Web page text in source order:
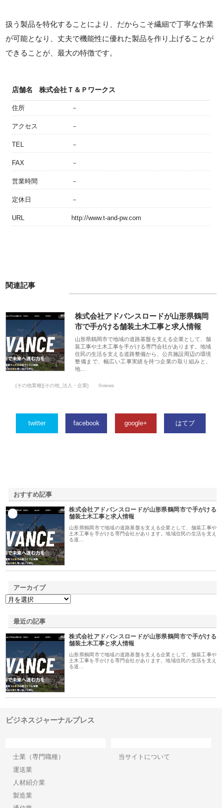
扱う製品を特化することにより、だからこそ繊細で丁寧な作業
が可能となり、丈夫で機能性に優れた製品を作り上げることが
できることが、最大の特徴です。
店舗名 株式会社Ｔ＆Ｐワークス
住所 －
アクセス －
TEL －
FAX －
営業時間 －
定休日 －
URL http://www.t-and-pw.com
関連記事
株式会社アドバンスロードが山形県鶴岡
市で手がける舗装土木工事と求人情報
山形県鶴岡市で地域の道路基盤を支える企業として、舗
装工事や土木工事を手がける専門会社があります。地域
住民の生活を支える道路整備から、公共施設周辺の環境
整備まで、幅広い工事実績を持つ企業の取り組みと、
地…
[その他業種][その他_法人・企業] 0views
twitter facebook google+ はてブ
おすすめ記事
株式会社アドバンスロードが山形県鶴岡市で手がける
舗装土木工事と求人情報
山形県鶴岡市で地域の道路基盤を支える企業として、舗装工事や
土木工事を手がける専門会社があります。地域住民の生活を支え
る道…
アーカイブ
最近の記事
株式会社アドバンスロードが山形県鶴岡市で手がける
舗装土木工事と求人情報
山形県鶴岡市で地域の道路基盤を支える企業として、舗装工事や
土木工事を手がける専門会社があります。地域住民の生活を支え
る道…
ビジネスジャーナルプレス
士業（専門職種）
運送業
人材紹介業
製造業
当サイトについて